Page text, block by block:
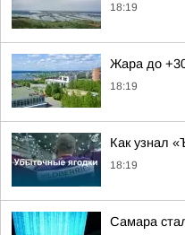
18:19
Жара до
18:19
Как узнал
18:19
Самара